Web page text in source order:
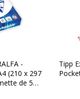
-
(210 x 297
de 500
Tipp